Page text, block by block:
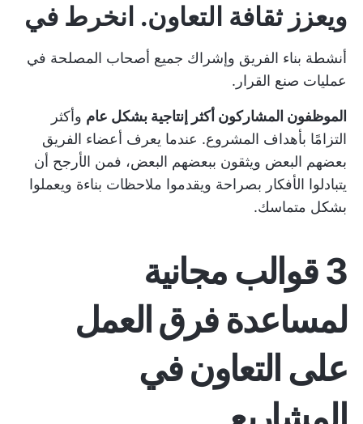
ويعزز ثقافة التعاون. انخرط في
أنشطة بناء الفريق وإشراك جميع أصحاب المصلحة في
عمليات صنع القرار.
الموظفون المشاركون أكثر إنتاجية بشكل عام وأكثر
التزامًا بأهداف المشروع. عندما يعرف أعضاء الفريق
بعضهم البعض ويثقون ببعضهم البعض، فمن الأرجح أن
يتبادلوا الأفكار بصراحة ويقدموا ملاحظات بناءة ويعملوا
بشكل متماسك.
3 قوالب مجانية
لمساعدة فرق العمل
على التعاون في